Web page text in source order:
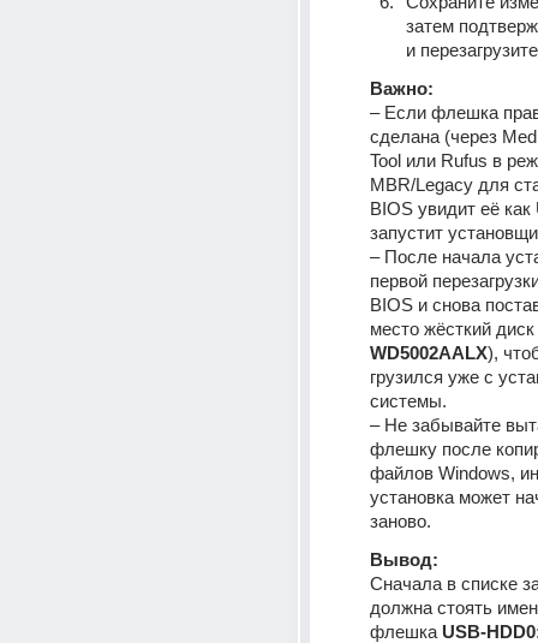
затем
и
Важно:
– Если флешка
сделана (через
Tool или Rufus в
MBR/Legacy для
BIOS увидит её
запустит
– После начала
первой
BIOS и снова
место жёсткий диск
WD5002AALX),
грузился уже с
системы.
– Не забывайте
флешку после
файлов Windows,
установка может
заново.
Вывод:
Сначала в списке
должна стоять
флешка USB-